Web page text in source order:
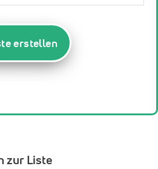
erstellen
zur Liste